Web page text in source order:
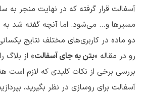
آسفالت قرار گرفته که در نهایت منجر به
مسیرها و… می‌شود. اما آنچه گفته شد به
دو ماده در کاربری‌های مختلف نتایج
رو در مقاله «بتن به جای آسفالت» از بلاگ
بررسی برخی از نکات کلیدی که لازم است
آسفالت برای روسازی در نظر بگیرید،